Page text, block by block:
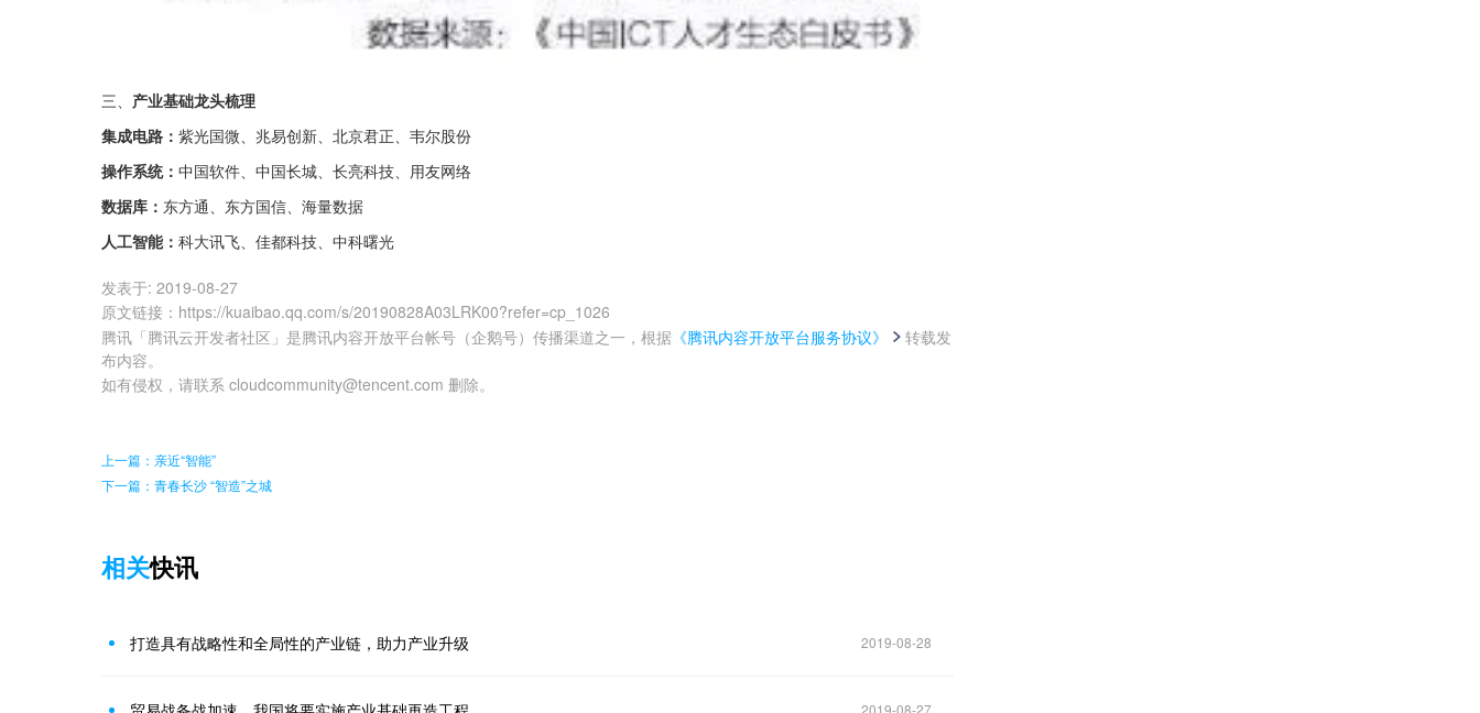
三、 产业基础龙头梳理
集成电路： 紫光国微、兆易创新、北京君正、韦尔股份
操作系统： 中国软件、中国长城、长亮科技、用友网络
数据库： 东方通、东方国信、海量数据
人工智能： 科大讯飞、佳都科技、中科曙光
发表于: 2019-08-27
原文链接 ： https://kuaibao.qq.com/s/20190828A03LRK00?refer=cp_1026
腾讯「腾讯云开发者社区」是腾讯内容开放平台帐号（企鹅号）传播渠道之一，根据 《腾讯内容开放平台服务协议》
转载发
布内容。
如有侵权，请联系 cloudcommunity@tencent.com 删除。
上一篇：亲近“智能”
下一篇：青春长沙 “智造”之城
相关快讯
打造具有战略性和全局性的产业链，助力产业升级 2019-08-28